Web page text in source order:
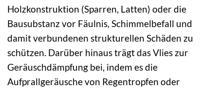
Holzkonstruktion (Sparren, Latten) oder die
Bausubstanz vor Fäulnis, Schimmelbefall und
damit verbundenen strukturellen Schäden zu
schützen. Darüber hinaus trägt das Vlies zur
Geräuschdämpfung bei, indem es die
Aufprallgeräusche von Regentropfen oder